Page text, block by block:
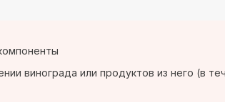
винограда или продуктов из него (в